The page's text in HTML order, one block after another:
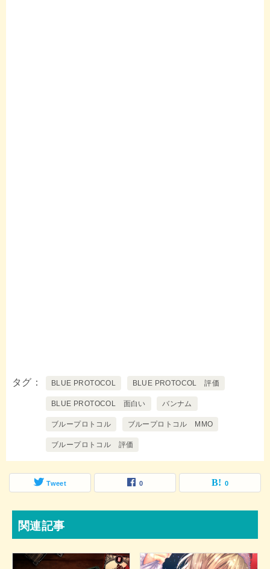
タグ BLUE PROTOCOL BLUE PROTOCOL 評価
BLUE PROTOCOL 面白い バンナム
ブループロトコル ブループロトコル MMO
ブループロトコル 評価
Tweet 0 0
関連記事